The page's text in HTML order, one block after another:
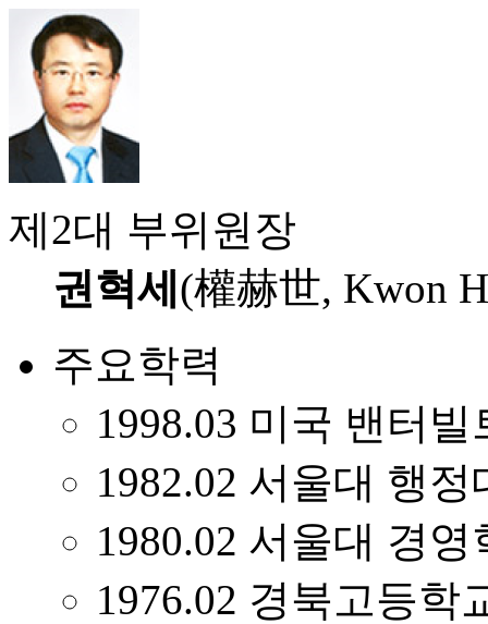
제2대 부위원장
권혁세(權赫世, Kwon
주요학력
1998.03 미국 밴터
1982.02 서울대 행정
1980.02 서울대 경영
1976.02 경북고등학